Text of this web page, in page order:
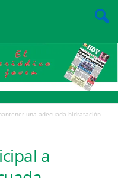
una adecuada hidratación
a